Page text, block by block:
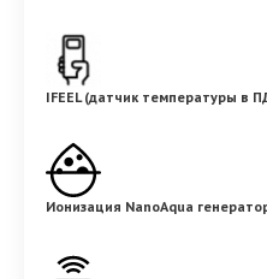
IFEEL (датчик температуры в
Ионизация NanoAqua